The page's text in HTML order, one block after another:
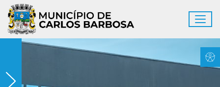
Ir para conteúdo principal
Conteúdo Principal
Município de Carlos Barbosa